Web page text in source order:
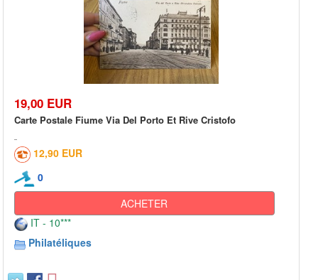
19,00 EUR
Carte Postale Fiume Via Del Porto Et Rive Cristofo
12,90 EUR
0
ACHETER
IT - 10***
Philatéliques